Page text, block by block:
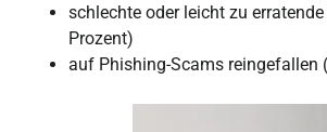
schlechte oder leicht zu
Prozent)
auf Phishing-Scams reingefallen